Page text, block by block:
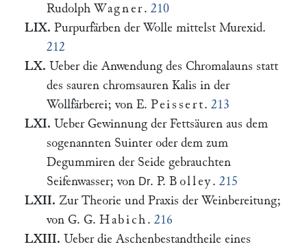
Rudolph Wagner. 210
LIX. Purpurfärben der Wolle mittelst Murexid.
212
LX. Ueber die Anwendung des Chromalauns statt
des sauren chromsauren Kalis in der
Wollfärberei; von E. Peissert.213
LXI. Ueber Gewinnung der Fettsäuren aus dem
sogenannten Suinter oder dem zum
Degummiren der Seide gebrauchten
Seifenwasser; von Dr. P. Bolley. 215
LXII. Zur Theorie und Praxis der Weinbereitung;
von G. G. Habich . 216
LXIII. Ueber die Aschenbestandtheile eines